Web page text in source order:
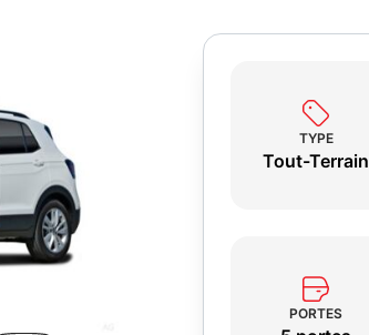
TYPE
Tout-Terrain
PORTES